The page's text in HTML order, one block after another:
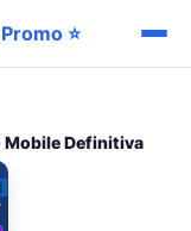
⭐
Mobile Definitiva